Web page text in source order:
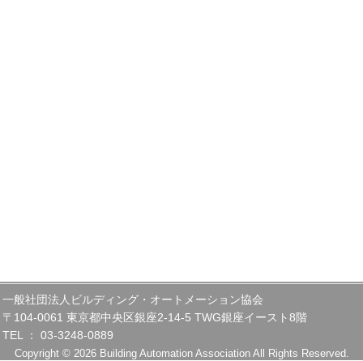
一般社団法人ビルディング・オートメーション協会
〒104-0061 東京都中央区銀座2-14-5 TWG銀座イースト8階
TEL ： 03-3248-0889
Copyright © 2026 Building Automation Association All Rights Reserved.